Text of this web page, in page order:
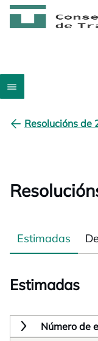
Resolucións de
Estimadas
Estimadas
Número de